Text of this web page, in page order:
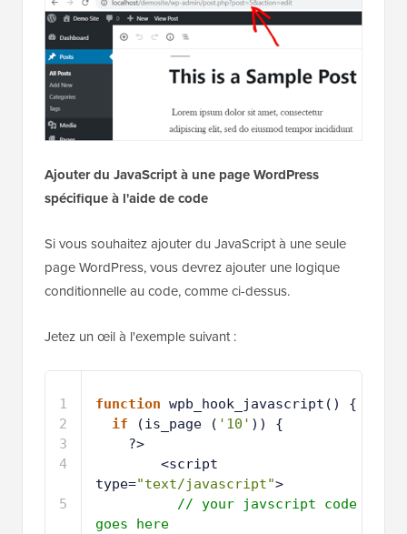
Ajouter du JavaScript à une page WordPress
spécifique à l'aide de code
Si vous souhaitez ajouter du JavaScript à une seule
page WordPress, vous devrez ajouter une logique
conditionnelle au code, comme ci-dessus.
Jetez un œil à l'exemple suivant :
1
2
3
4
5
function wpb_hook_javascript() {
if
(is_page ( '10' )) {
?>
<script
type="text/javascript">
// your javscript code
goes here